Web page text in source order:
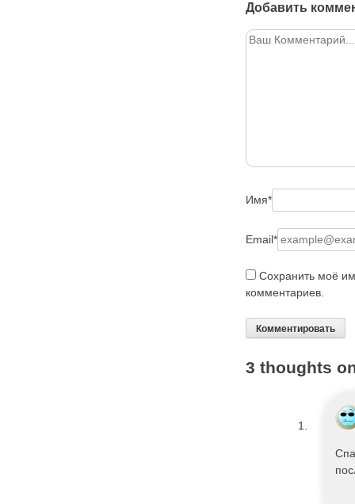
Добавить
Имя*
Email*
Сохранить моё
комментариев.
3 thoughts